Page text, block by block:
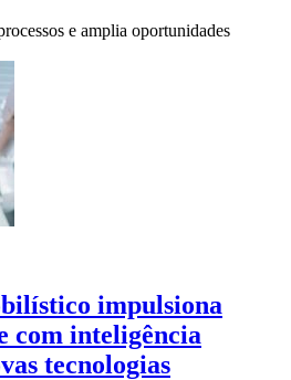
e amplia oportunidades
impulsiona
com inteligência
tecnologias